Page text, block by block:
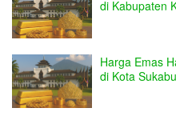
di Kabupaten
Harga Emas
di Kota